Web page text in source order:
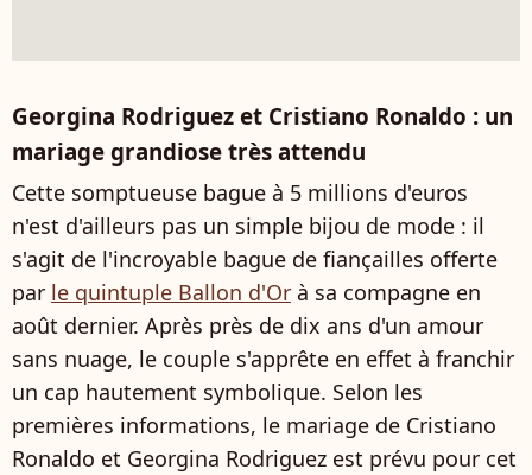
Georgina Rodriguez et Cristiano Ronaldo : un
mariage grandiose très attendu
Cette somptueuse bague à 5 millions d'euros
n'est d'ailleurs pas un simple bijou de mode : il
s'agit de l'incroyable bague de fiançailles offerte
par le quintuple Ballon d'Or à sa compagne en
août dernier. Après près de dix ans d'un amour
sans nuage, le couple s'apprête en effet à franchir
un cap hautement symbolique. Selon les
premières informations, le mariage de Cristiano
Ronaldo et Georgina Rodriguez est prévu pour cet